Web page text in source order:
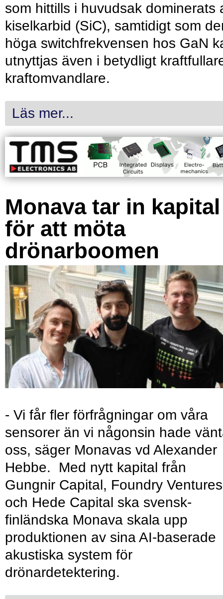
som hittills i huvudsak dominerats
kiselkarbid (SiC), samtidigt som
höga switchfrekvensen hos GaN
utnyttjas även i betydligt
kraftomvandlare.
Läs mer...
Monava tar in kapital
för att möta
drönarboomen
- Vi får fler förfrågningar om våra
sensorer än vi någonsin hade
oss, säger Monavas vd Alexander
Hebbe. Med nytt kapital från
Gungnir Capital, Foundry Ventures
och Hede Capital ska svensk-
finländska Monava skala upp
produktionen av sina AI-baserade
akustiska system för
drönardetektering.